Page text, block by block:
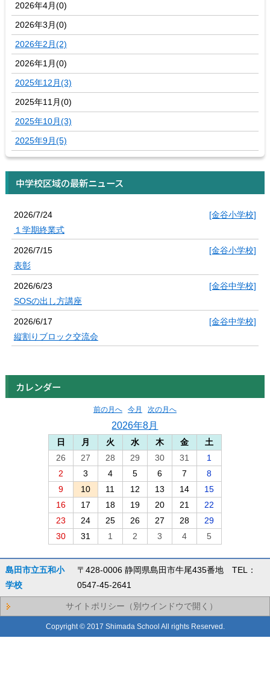
2026年4月(0)
2026年3月(0)
2026年2月(2)
2026年1月(0)
2025年12月(3)
2025年11月(0)
2025年10月(3)
2025年9月(5)
中学校区域の最新ニュース
2026/7/24
[金谷小学校]
１学期終業式
2026/7/15
[金谷小学校]
表彰
2026/6/23
[金谷中学校]
SOSの出し方講座
2026/6/17
[金谷中学校]
縦割りブロック交流会
カレンダー
前の月へ 今月 次の月へ
2026年8月
日 月 火 水 木 金
土
26
27 28 29 30 31
1
2
3 4 5 6 7
8
9
10 11 12 13 14
15
16
17 18 19 20 21
22
23
24 25 26 27 28
29
30
31 1 2 3 4 5
島田市立五和小
学校
〒428-0006 静岡県島田市牛尾435番地 TEL：
0547-45-2641
サイトポリシー（別ウインドウで開く）
Copyright © 2017 Shimada School All rights Reserved.